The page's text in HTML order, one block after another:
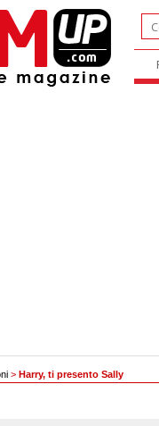
> Harry, ti presento Sally